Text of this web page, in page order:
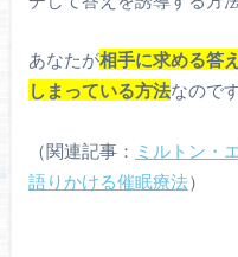
あなたが相手に求める答
しまっている方法なのです
（関連記事： ミルトン・
語りかける催眠療法）